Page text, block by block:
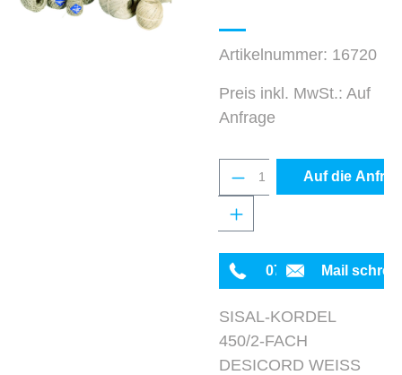
Artikelnummer: 16720
Preis inkl. MwSt.: Auf
Anfrage
Produkt Anzahl:
Auf die
0711 342934-0
Mail
SISAL-KORDEL
450/2-FACH
DESICORD WEISS